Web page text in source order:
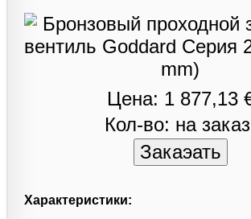
Цена: 1 877,13
Кол-во: на
Характеристики: